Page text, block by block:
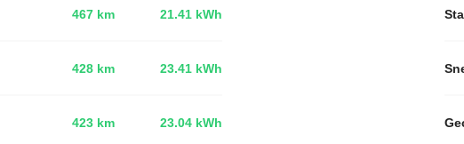
467 km 21.41 kWh
428 km 23.41 kWh
423 km 23.04 kWh